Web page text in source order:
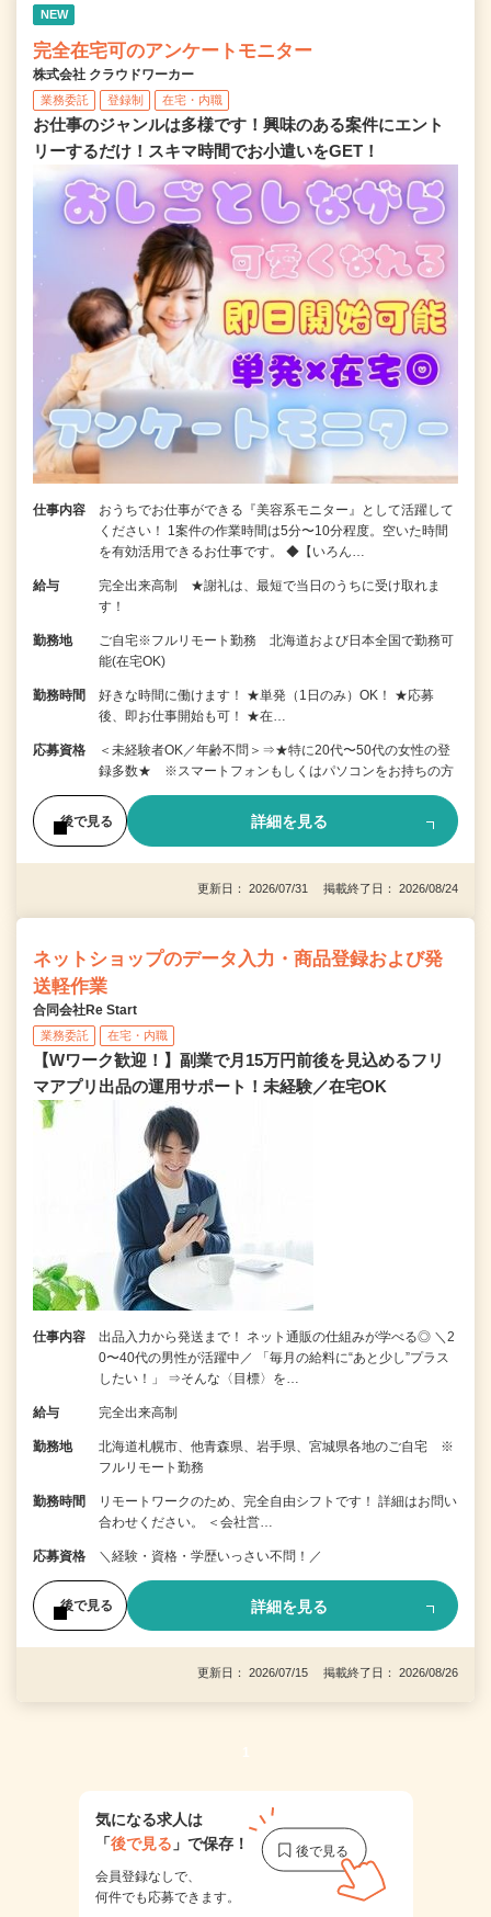
NEW
完全在宅可のアンケートモニター
株式会社 クラウドワーカー
業務委託 登録制 在宅・内職
お仕事のジャンルは多様です！興味のある案件にエント
リーするだけ！スキマ時間でお小遣いをGET！
仕事内容
おうちでお仕事ができる『美容系モニター』として活躍して
ください！ 1案件の作業時間は5分〜10分程度。空いた時間
を有効活用できるお仕事です。 ◆【いろん…
給与
完全出来高制 ★謝礼は、最短で当日のうちに受け取れま
す！
勤務地
ご自宅※フルリモート勤務 北海道および日本全国で勤務可
能(在宅OK)
勤務時間
好きな時間に働けます！ ★単発（1日のみ）OK！ ★応募
後、即お仕事開始も可！ ★在…
応募資格
＜未経験者OK／年齢不問＞⇒★特に20代〜50代の女性の登
録多数★ ※スマートフォンもしくはパソコンをお持ちの方
後で見る 詳細を見る
更新日： 2026/07/31 掲載終了日： 2026/08/24
ネットショップのデータ入力・商品登録および発
送軽作業
合同会社Re Start
業務委託 在宅・内職
【Wワーク歓迎！】副業で月15万円前後を見込めるフリ
マアプリ出品の運用サポート！未経験／在宅OK
仕事内容
出品入力から発送まで！ ネット通販の仕組みが学べる◎ ＼2
0〜40代の男性が活躍中／ 「毎月の給料に“あと少し”プラス
したい！」 ⇒そんな〈目標〉を…
給与 完全出来高制
勤務地
北海道札幌市、他青森県、岩手県、宮城県各地のご自宅 ※
フルリモート勤務
勤務時間
リモートワークのため、完全自由シフトです！ 詳細はお問い
合わせください。 ＜会社営…
応募資格 ＼経験・資格・学歴いっさい不問！／
後で見る 詳細を見る
更新日： 2026/07/15 掲載終了日： 2026/08/26
1
気になる求人は
「後で見る 」で保存！
会員登録なしで、
何件でも応募できます。